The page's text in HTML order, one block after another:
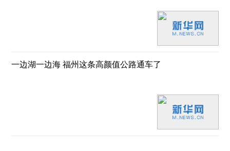
一边湖一边海 福州这条高颜值公路通车了